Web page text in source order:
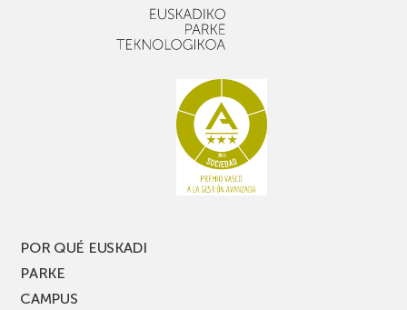
POR QUÉ EUSKADI
PARKE
CAMPUS